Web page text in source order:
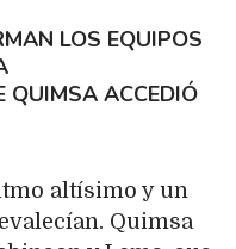
LOS EQUIPOS
QUIMSA ACCEDIÓ
altísimo y un
Quimsa